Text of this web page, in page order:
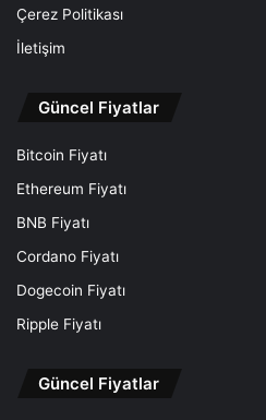
Çerez Politikası
İletişim
Güncel Fiyatlar
Bitcoin Fiyatı
Ethereum Fiyatı
BNB Fiyatı
Cordano Fiyatı
Dogecoin Fiyatı
Ripple Fiyatı
Güncel Fiyatlar